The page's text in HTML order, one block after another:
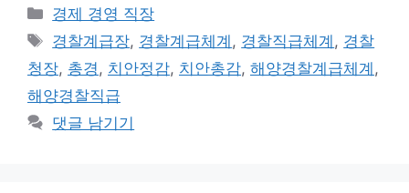
카
테
리
경제 경영 직장
태
그
경찰계급장, 경찰계급체계 , 경찰직급체계 , 경찰
청장, 총경, 치안정감, 치안총감, 해양경찰계급체계 ,
해양경찰직급
댓글 남기기